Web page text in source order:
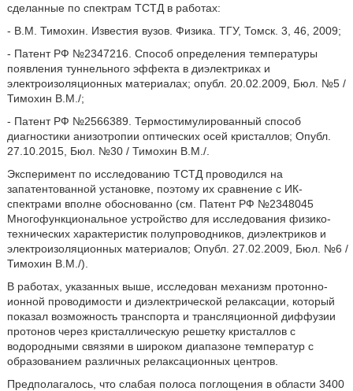
сделанные по спектрам ТСТД в работах:
- В.М. Тимохин. Известия вузов. Физика. ТГУ, Томск. 3, 46, 2009;
- Патент РФ №2347216. Способ определения температуры
появления туннельного эффекта в диэлектриках и
электроизоляционных материалах; опубл. 20.02.2009, Бюл. №5 /
Тимохин В.М./;
- Патент РФ №2566389. Термостимулированный способ
диагностики анизотропии оптических осей кристаллов; Опубл.
27.10.2015, Бюл. №30 / Тимохин В.М./.
Эксперимент по исследованию ТСТД проводился на
запатентованной установке, поэтому их сравнение с ИК-
спектрами вполне обоснованно (см. Патент РФ №2348045
Многофункциональное устройство для исследования физико-
технических характеристик полупроводников, диэлектриков и
электроизоляционных материалов; Опубл. 27.02.2009, Бюл. №6 /
Тимохин В.М./).
В работах, указанных выше, исследован механизм протонно-
ионной проводимости и диэлектрической релаксации, который
показал возможность транспорта и трансляционной диффузии
протонов через кристаллическую решетку кристаллов с
водородными связями в широком диапазоне температур с
образованием различных релаксационных центров.
Предполагалось, что слабая полоса поглощения в области 3400